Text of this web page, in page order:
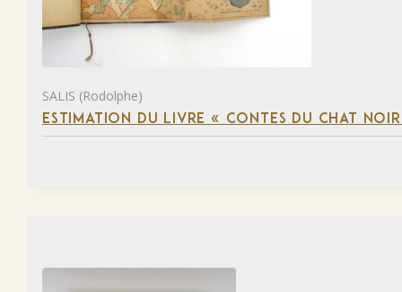
SALIS (Rodolphe)
ESTIMATION DU LIVRE « CONTES DU CHAT